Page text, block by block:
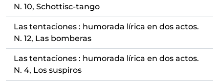
N. 10, Schottisc-tango
Las tentaciones : humorada lírica en dos actos.
N. 12, Las bomberas
Las tentaciones : humorada lírica en dos actos.
N. 4, Los suspiros